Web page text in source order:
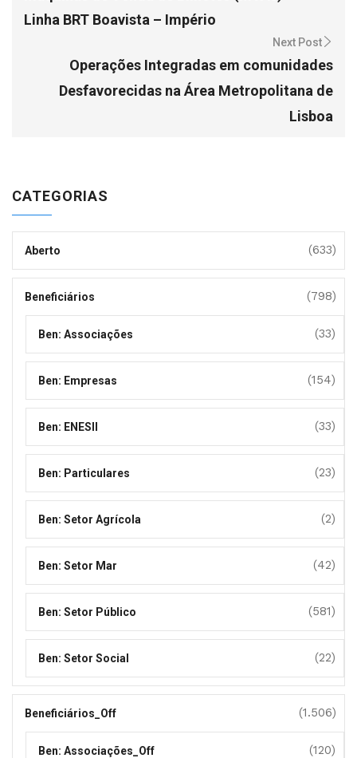
Linha BRT Boavista – Império
Next Post
Operações Integradas em comunidades
Desfavorecidas na Área Metropolitana de
Lisboa
CATEGORIAS
Aberto (633)
Beneficiários (798)
Ben: Associações (33)
Ben: Empresas (154)
Ben: ENESII (33)
Ben: Particulares (23)
Ben: Setor Agrícola (2)
Ben: Setor Mar (42)
Ben: Setor Público (581)
Ben: Setor Social (22)
Beneficiários_Off (1.506)
Ben: Associações_Off (120)